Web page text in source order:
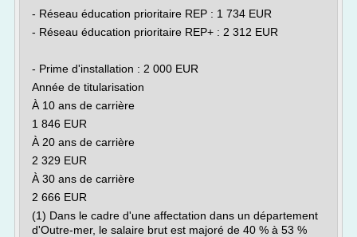
- Réseau éducation prioritaire REP : 1 734 EUR
- Réseau éducation prioritaire REP+ : 2 312 EUR
- Prime d'installation : 2 000 EUR
Année de titularisation
À 10 ans de carrière
1 846 EUR
À 20 ans de carrière
2 329 EUR
À 30 ans de carrière
2 666 EUR
(1) Dans le cadre d'une affectation dans un département
d'Outre-mer, le salaire brut est majoré de 40 % à 53 %